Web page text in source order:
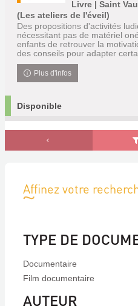
Livre | Saint
(Les ateliers de l'éveil)
Des propositions d'activités
nécessitant pas de matériel
enfants de retrouver la
des conseils pour adapter
Plus d'infos
Disponible
Affinez votre
TYPE DE
Documentaire
Film documentaire
AUTEUR